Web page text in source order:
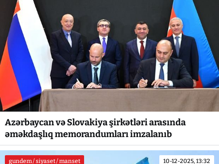
Azərbaycan və Slovakiya şirkətləri arasında
əməkdaşlıq memorandumları imzalanıb
gundem / siyaset / manset 10-12-2025, 13:32